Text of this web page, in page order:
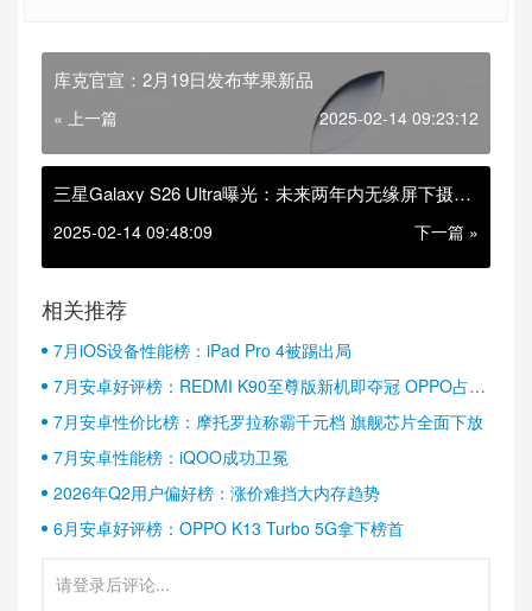
库克官宣：2月19日发布苹果新品
« 上一篇 2025-02-14 09:23:12
三星Galaxy S26 Ultra曝光：未来两年内无缘屏下摄像
2025-02-14 09:48:09 下一篇 »
相关推荐
7月iOS设备性能榜：iPad Pro 4被踢出局
7月安卓好评榜：REDMI K90至尊版新机即夺冠 OPPO占据
半壁江山
7月安卓性价比榜：摩托罗拉称霸千元档 旗舰芯片全面下放
7月安卓性能榜：iQOO成功卫冕
2026年Q2用户偏好榜：涨价难挡大内存趋势
6月安卓好评榜：OPPO K13 Turbo 5G拿下榜首